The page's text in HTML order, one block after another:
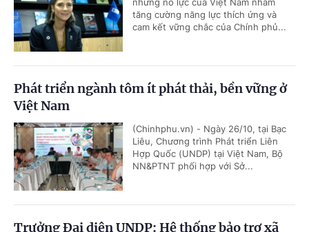
tăng cường năng lực thích ứng và
cam kết vững chắc của Chính phủ...
Phát triển ngành tôm ít phát thải, bền vững ở
Việt Nam
(Chinhphu.vn) - Ngày 26/10, tại Bạc
Liêu, Chương trình Phát triển Liên
Hợp Quốc (UNDP) tại Việt Nam, Bộ
NN&PTNT phối hợp với Sở...
Trưởng Đại diện UNDP: Hệ thống bảo trợ xã